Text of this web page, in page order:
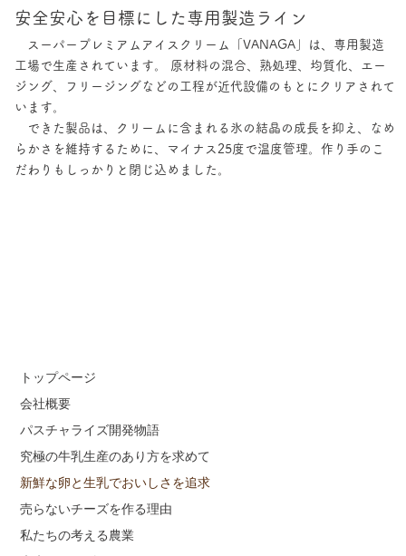
安全安心を目標にした専用製造ライン
スーパープレミアムアイスクリーム「VANAGA」は、専用製造
工場で生産されています。 原材料の混合、熟処理、均質化、エー
ジング、フリージングなどの工程が近代設備のもとにクリアされて
います。
できた製品は、クリームに含まれる氷の結晶の成長を抑え、なめ
らかさを維持するために、マイナス25度で温度管理。作り手のこ
だわりもしっかりと閉じ込めました。
トップページ
会社概要
パスチャライズ開発物語
究極の牛乳生産のあり方を求めて
新鮮な卵と生乳でおいしさを追求
売らないチーズを作る理由
私たちの考える農業